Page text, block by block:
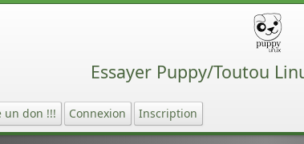
Essayer Puppy/Toutou
un don !!! Connexion Inscription